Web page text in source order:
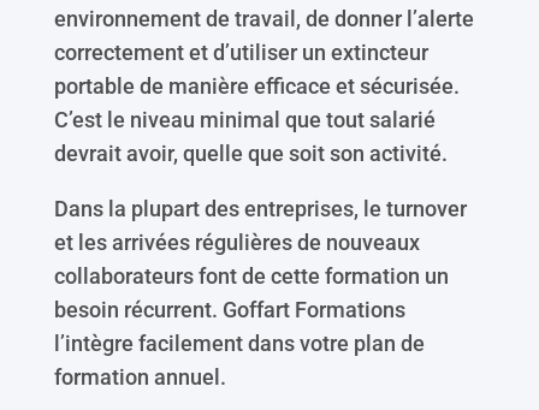
environnement de travail, de donner l’alerte
correctement et d’utiliser un extincteur
portable de manière efficace et sécurisée.
C’est le niveau minimal que tout salarié
devrait avoir, quelle que soit son activité.
Dans la plupart des entreprises, le turnover
et les arrivées régulières de nouveaux
collaborateurs font de cette formation un
besoin récurrent. Goffart Formations
l’intègre facilement dans votre plan de
formation annuel.